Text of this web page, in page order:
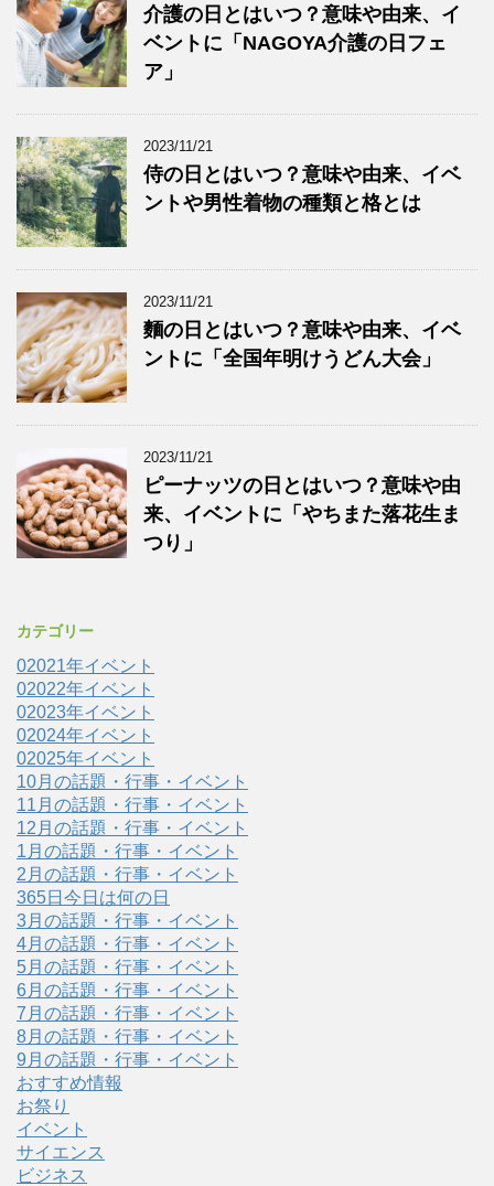
介護の日とはいつ？意味や由来、イ
ベントに「NAGOYA介護の日フェ
ア」
2023/11/21
侍の日とはいつ？意味や由来、イベ
ントや男性着物の種類と格とは
2023/11/21
麵の日とはいつ？意味や由来、イベ
ントに「全国年明けうどん大会」
2023/11/21
ピーナッツの日とはいつ？意味や由
来、イベントに「やちまた落花生ま
つり」
カテゴリー
02021年イベント
02022年イベント
02023年イベント
02024年イベント
02025年イベント
10月の話題・行事・イベント
11月の話題・行事・イベント
12月の話題・行事・イベント
1月の話題・行事・イベント
2月の話題・行事・イベント
365日今日は何の日
3月の話題・行事・イベント
4月の話題・行事・イベント
5月の話題・行事・イベント
6月の話題・行事・イベント
7月の話題・行事・イベント
8月の話題・行事・イベント
9月の話題・行事・イベント
おすすめ情報
お祭り
イベント
サイエンス
ビジネス